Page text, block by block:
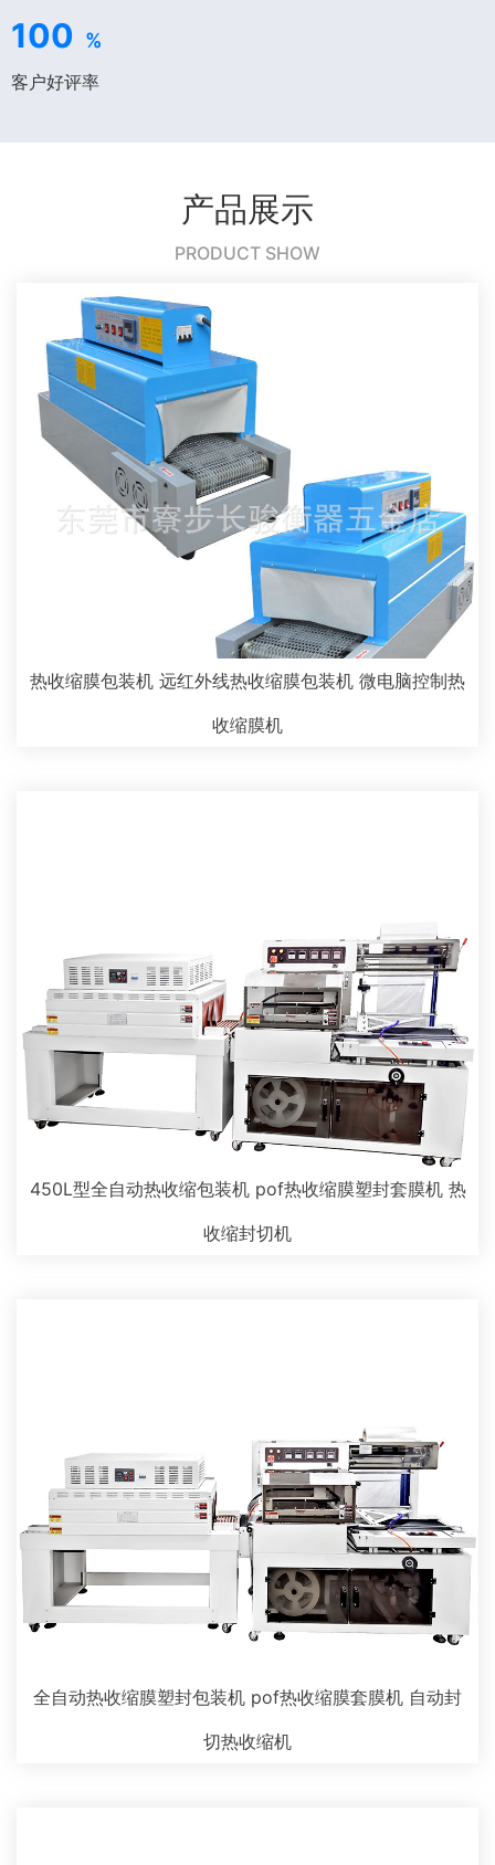
100 %
客户好评率
产品展示
PRODUCT SHOW
热收缩膜包装机 远红外线热收缩膜包装机 微电脑控制热
收缩膜机
450L型全自动热收缩包装机 pof热收缩膜塑封套膜机 热
收缩封切机
全自动热收缩膜塑封包装机 pof热收缩膜套膜机 自动封
切热收缩机